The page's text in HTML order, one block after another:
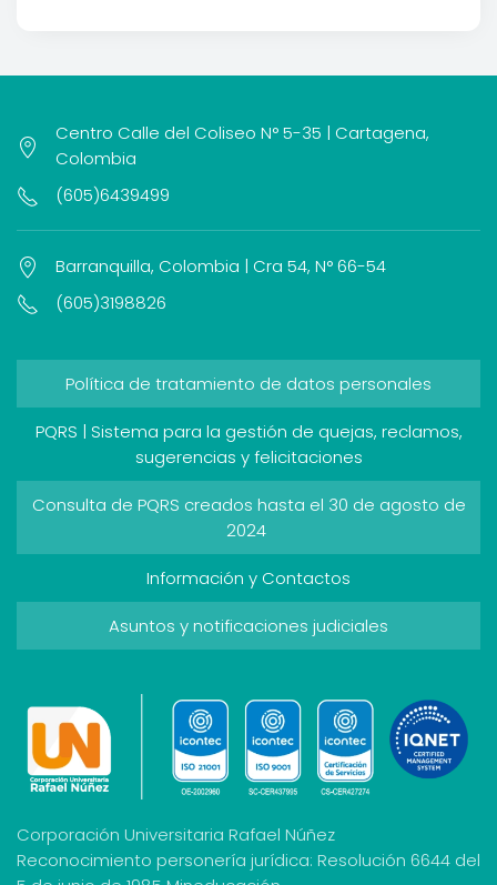
Centro Calle del Coliseo N° 5-35 | Cartagena,
Colombia
(605)6439499
Barranquilla, Colombia | Cra 54, N° 66-54
(605)3198826
Política de tratamiento de datos personales
PQRS | Sistema para la gestión de quejas, reclamos,
sugerencias y felicitaciones
Consulta de PQRS creados hasta el 30 de agosto de
2024
Información y Contactos
Asuntos y notificaciones judiciales
Corporación Universitaria Rafael Núñez
Reconocimiento personería jurídica: Resolución 6644 del